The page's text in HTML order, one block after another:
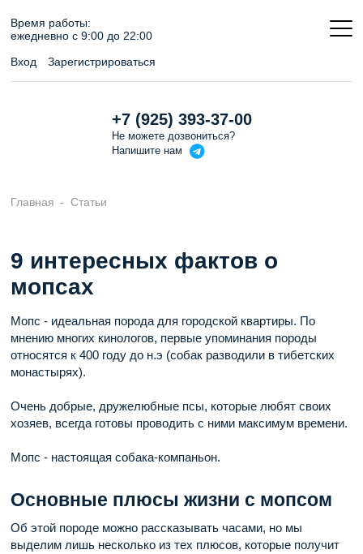
Время работы:
ежедневно c 9:00 до 22:00
Вход
Зарегистрироваться
+7 (925) 393-37-00
Не можете дозвониться?
Напишите нам
Главная Статьи
9 интересных фактов о
мопсах
Мопс - идеальная порода для городской квартиры. По
мнению многих кинологов, первые упоминания породы
относятся к 400 году до н.э (собак разводили в тибетских
монастырях).
Очень добрые, дружелюбные псы, которые любят своих
хозяев, всегда готовы проводить с ними максимум времени.
Мопс - настоящая собака-компаньон.
Основные плюсы жизни с мопсом
Об этой породе можно рассказывать часами, но мы
выделим лишь несколько из тех плюсов, которые получит